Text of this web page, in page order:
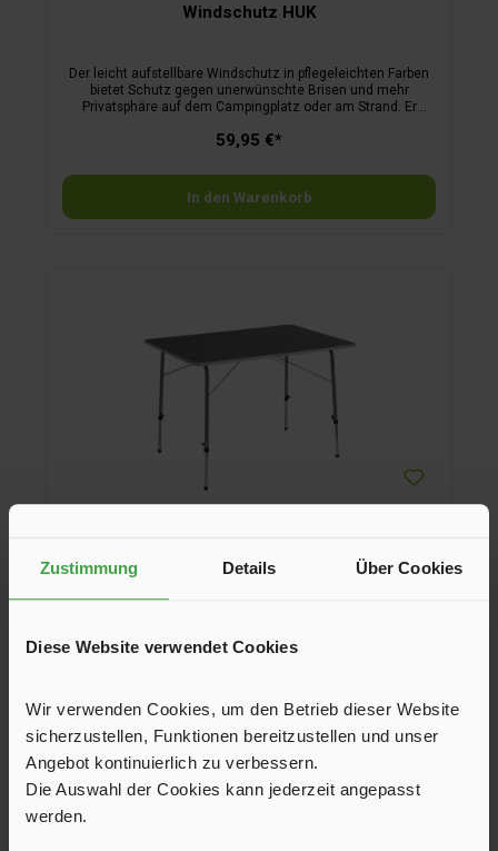
Zustimmung Details Über Cookies
Diese Website verwendet Cookies
Wir verwenden Cookies, um den Betrieb dieser Website
sicherzustellen, Funktionen bereitzustellen und unser
Angebot kontinuierlich zu verbessern.
Die Auswahl der Cookies kann jederzeit angepasst
werden.
Windschutz HUK
Der leicht aufstellbare Windschutz in pflegeleichten Farben
bietet Schutz gegen unerwünschte Brisen und mehr
Privatsphäre auf dem Campingplatz oder am Strand. Er
abgeschirmten Bereich für Küche oder Esstisch zu schaffen.
59,95 €*
In den Warenkorb
Der Campingtisch Alder bietet Platz für zwei bis vier
Garten oder Picknick. Kompakt, robust und vielseitig
einsetzbar.
54,95 €*
In den Warenkorb